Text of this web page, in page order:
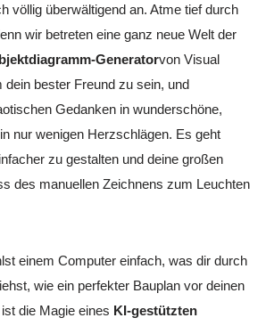
völlig überwältigend an. Atme tief durch
wir betreten eine ganz neue Welt der
Generatorvon Visual
dein bester Freund zu sein, und
Gedanken in wunderschöne,
nur wenigen Herzschlägen. Es geht
zu gestalten und deine großen
des manuellen Zeichnens zum Leuchten
einem Computer einfach, was dir durch
wie ein perfekter Bauplan vor deinen
die Magie eines KI-gestützten